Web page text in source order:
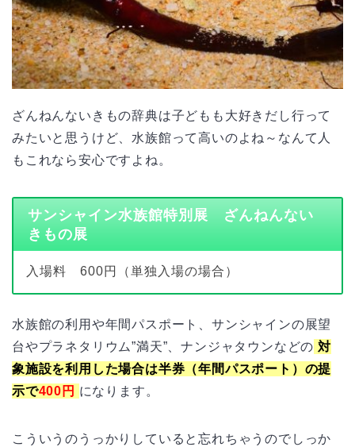
ざんねんないきもの辞典は子どもも大好きだし行って
みたいと思うけど、水族館って高いのよね～なんて人
もこれなら安心ですよね。
サンシャイン水族館特別展 ざんねんない
きもの展
入場料 600円（単独入場の場合）
水族館の利用や年間パスポート、サンシャインの展望
台やプラネタリウム”満天”、ナンジャタウンなどの 対
象施設を利用した場合は半券（年間パスポート）の提
示で400円 になります。
こういうのうっかりしていると忘れちゃうのでしっか